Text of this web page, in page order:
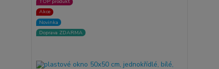
Akce
Novinka
Doprava ZDARMA